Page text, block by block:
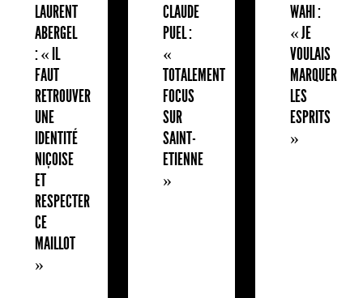
LAURENT
ABERGEL
: « IL
FAUT
RETROUVER
UNE
IDENTITÉ
NIÇOISE
ET
RESPECTER
CE
MAILLOT
»
CLAUDE
PUEL :
«
TOTALEMENT
FOCUS
SUR
SAINT-
ETIENNE
»
WAHI :
« JE
VOULAIS
MARQUER
LES
ESPRITS
»